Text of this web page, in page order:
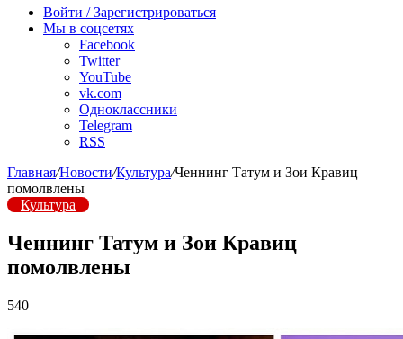
радио
Войти / Зарегистрироваться
Мы в соцсетях
Facebook
Twitter
YouTube
vk.com
Одноклассники
Telegram
RSS
Главная/Новости/Культура/Ченнинг Татум и Зои Кравиц
помолвлены
Культура
Ченнинг Татум и Зои Кравиц
помолвлены
540